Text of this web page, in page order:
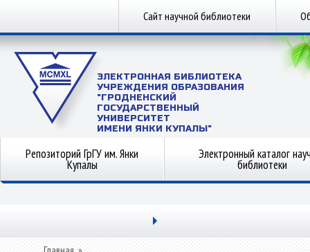
Сайт научной библиотеки
ЭЛЕКТРОННАЯ БИБЛИОТЕКА
УЧРЕЖДЕНИЯ ОБРАЗОВАНИЯ
"ГРОДНЕНСКИЙ
ГОСУДАРСТВЕННЫЙ
УНИВЕРСИТЕТ
ИМЕНИ ЯНКИ КУПАЛЫ"
Репозиторий ГрГУ им. Янки
Купалы
Электронный каталог
библиотеки